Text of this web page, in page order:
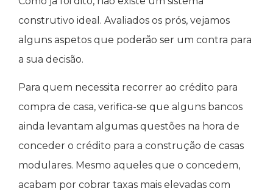
construtivo ideal. Avaliados os prós, vejamos
alguns aspetos que poderão ser um contra para
a sua decisão.
Para quem necessita recorrer ao crédito para
compra de casa, verifica-se que alguns bancos
ainda levantam algumas questões na hora de
conceder o crédito para a construção de casas
modulares. Mesmo aqueles que o concedem,
acabam por cobrar taxas mais elevadas com